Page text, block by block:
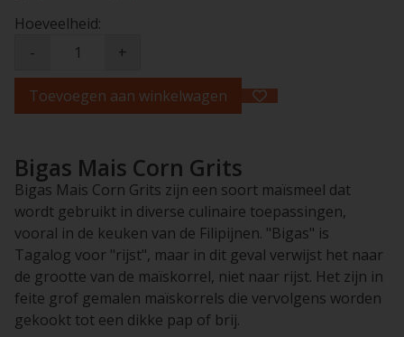
Hoeveelheid:
-
+
Toevoegen aan winkelwagen
Bigas Mais Corn Grits
Bigas Mais Corn Grits zijn een soort maïsmeel dat
wordt gebruikt in diverse culinaire toepassingen,
vooral in de keuken van de Filipijnen. "Bigas" is
Tagalog voor "rijst", maar in dit geval verwijst het naar
de grootte van de maïskorrel, niet naar rijst. Het zijn in
feite grof gemalen maïskorrels die vervolgens worden
gekookt tot een dikke pap of brij.